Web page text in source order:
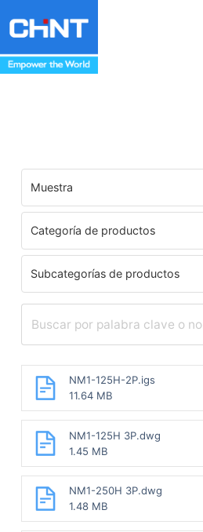
Muestra
Categoría de productos
Subcategorías de productos
NM1-125H-2P.igs
11.64 MB
NM1-125H 3P.dwg
1.45 MB
NM1-250H 3P.dwg
1.48 MB